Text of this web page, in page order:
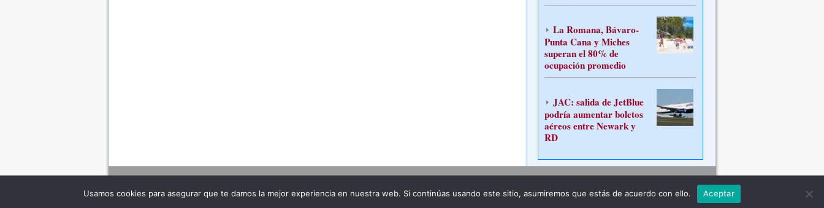
La Romana, Bávaro-
Punta Cana y Miches
superan el 80% de
ocupación promedio
JAC: salida de JetBlue
podría aumentar boletos
aéreos entre Newark y
RD
Usamos cookies para asegurar que te damos la mejor experiencia en nuestra web. Si continúas usando este sitio, asumiremos que estás de acuerdo con ello. Aceptar